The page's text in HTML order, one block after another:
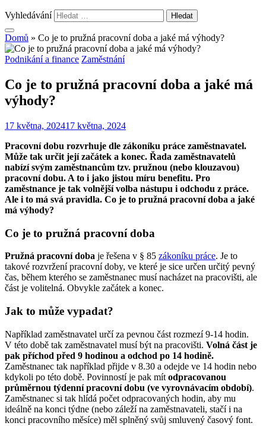
Vyhledávání
Domů » Co je to pružná pracovní doba a jaké má výhody?
Podnikání a finance Zaměstnání
Co je to pružná pracovní doba a jaké má
výhody?
17 května, 202417 května, 2024
Pracovní dobu rozvrhuje dle zákoníku práce zaměstnavatel.
Může tak určit její začátek a konec. Řada zaměstnavatelů
nabízí svým zaměstnancům tzv. pružnou (nebo klouzavou)
pracovní dobu. A to i jako jistou míru benefitu. Pro
zaměstnance je tak volnější volba nástupu i odchodu z práce.
Ale i to má svá pravidla. Co je to pružná pracovní doba a jaké
má výhody?
Co je to pružná pracovní doba
Pružná pracovní doba je řešena v § 85 zákoníku práce. Je to
takové rozvržení pracovní doby, ve které je sice určen určitý pevný
čas, během kterého se zaměstnanec musí nacházet na pracovišti, ale
část je volitelná. Obvykle začátek a konec.
Jak to může vypadat?
Například zaměstnavatel určí za pevnou část rozmezí 9-14 hodin.
V této době tak zaměstnavatel musí být na pracovišti. Volná část je
pak příchod před 9 hodinou a odchod po 14 hodině.
Zaměstnanec tak například přijde v 8.30 a odejde ve 14 hodin nebo
kdykoli po této době. Povinností je pak mít odpracovanou
průměrnou týdenní pracovní dobu (ve vyrovnávacím období).
Zaměstnanec si tak hlídá počet odpracovaných hodin, aby mu
ideálně na konci týdne (nebo záleží na zaměstnavateli, stačí i na
konci pracovního měsíce) měl splněný svůj smluvený časový font.